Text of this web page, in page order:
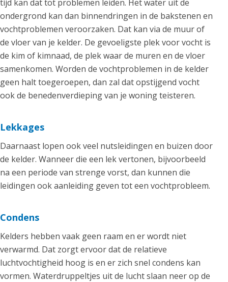
tijd kan dat tot problemen leiden. Het water uit de
ondergrond kan dan binnendringen in de bakstenen en
vochtproblemen veroorzaken. Dat kan via de muur of
de vloer van je kelder. De gevoeligste plek voor vocht is
de kim of kimnaad, de plek waar de muren en de vloer
samenkomen. Worden de vochtproblemen in de kelder
geen halt toegeroepen, dan zal dat opstijgend vocht
ook de benedenverdieping van je woning teisteren.
Lekkages
Daarnaast lopen ook veel nutsleidingen en buizen door
de kelder. Wanneer die een lek vertonen, bijvoorbeeld
na een periode van strenge vorst, dan kunnen die
leidingen ook aanleiding geven tot een vochtprobleem.
Condens
Kelders hebben vaak geen raam en er wordt niet
verwarmd. Dat zorgt ervoor dat de relatieve
luchtvochtigheid hoog is en er zich snel condens kan
vormen. Waterdruppeltjes uit de lucht slaan neer op de